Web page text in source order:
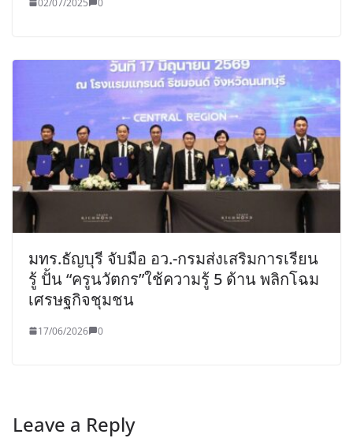
มทร.ธัญบุรี จับมือ อว.-กรมส่งเสริมการเรียน
รู้ ปั้น “ครูนวัตกร”ใช้ความรู้ 5 ด้าน พลิกโฉม
เศรษฐกิจชุมชน
17/06/2026 0
Leave a Reply